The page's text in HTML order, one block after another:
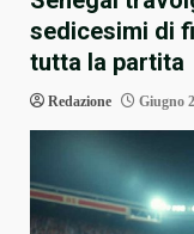
sedicesimi di
tutta la partita
Redazione Giugno